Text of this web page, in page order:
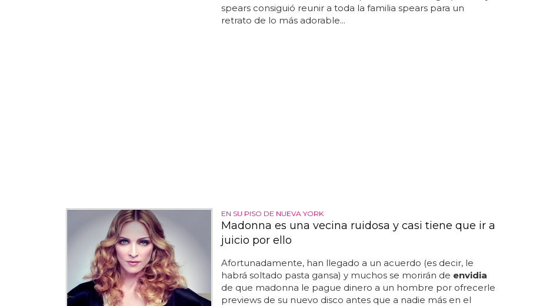
spears consiguió reunir a toda la familia spears para un
retrato de lo más adorable...
EN SU PISO DE NUEVA YORK
Madonna es una vecina ruidosa y casi tiene que ir a
juicio por ello
Afortunadamente, han llegado a un acuerdo (es decir, le
habrá soltado pasta gansa) y muchos se morirán de envidia
de que madonna le pague dinero a un hombre por ofrecerle
previews de su nuevo disco antes que a nadie más en el